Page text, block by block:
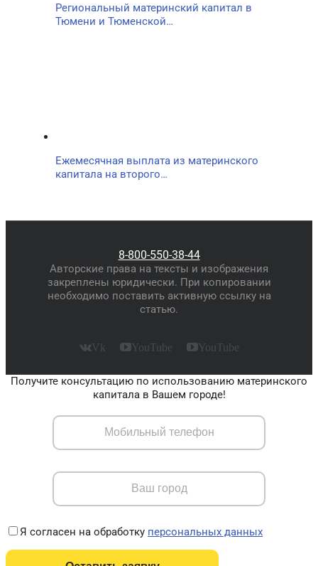
Региональный материнский капитал в
Тюмени и Тюменской…
Ежемесячная выплата из материнского
капитала на второго…
8-800-550-38-44
Авторские права на тексты и изображения
закреплены юридически. При копировании
необходимо поставить активную ссылку на
статью.
Vk YouTube YouTube
Получите консультацию по использованию материнского
капитала в Вашем городе!
Я согласен на обработку персональных данных